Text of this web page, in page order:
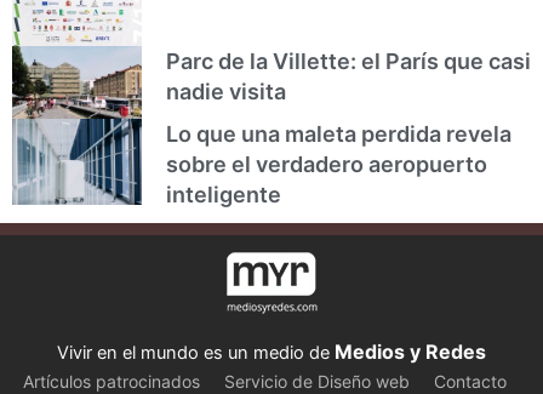
Parc de la Villette: el París que casi
nadie visita
Lo que una maleta perdida revela
sobre el verdadero aeropuerto
inteligente
Vivir en el mundo es un medio de Medios y Redes
Artículos patrocinados Servicio de Diseño web
Contacto